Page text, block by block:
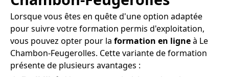
Lorsque vous êtes en quête d'une option adaptée
pour suivre votre formation permis d'exploitation,
vous pouvez opter pour la formation en ligneà Le
Chambon-Feugerolles. Cette variante de formation
présente de plusieurs avantages :